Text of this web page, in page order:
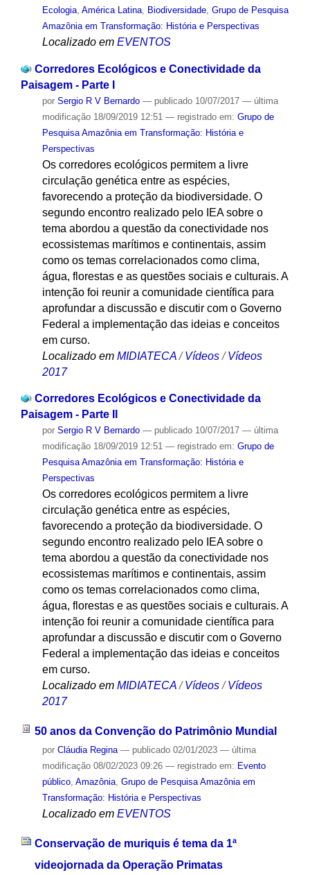
Ecologia, América Latina, Biodiversidade, Grupo de Pesquisa
Amazônia em Transformação: História e Perspectivas
Localizado em EVENTOS
Corredores Ecológicos e Conectividade da
Paisagem - Parte I
por Sergio R V Bernardo — publicado10/07/2017 — última
modificação18/09/2019 12:51 — registrado em: Grupo de
Pesquisa Amazônia em Transformação: História e
Perspectivas
Os corredores ecológicos permitem a livre
circulação genética entre as espécies,
favorecendo a proteção da biodiversidade. O
segundo encontro realizado pelo IEA sobre o
tema abordou a questão da conectividade nos
ecossistemas marítimos e continentais, assim
como os temas correlacionados como clima,
água, florestas e as questões sociais e culturais. A
intenção foi reunir a comunidade científica para
aprofundar a discussão e discutir com o Governo
Federal a implementação das ideias e conceitos
em curso.
Localizado em MIDIATECA /Vídeos /Vídeos
2017
Corredores Ecológicos e Conectividade da
Paisagem - Parte II
por Sergio R V Bernardo — publicado10/07/2017 — última
modificação18/09/2019 12:51 — registrado em: Grupo de
Pesquisa Amazônia em Transformação: História e
Perspectivas
Os corredores ecológicos permitem a livre
circulação genética entre as espécies,
favorecendo a proteção da biodiversidade. O
segundo encontro realizado pelo IEA sobre o
tema abordou a questão da conectividade nos
ecossistemas marítimos e continentais, assim
como os temas correlacionados como clima,
água, florestas e as questões sociais e culturais. A
intenção foi reunir a comunidade científica para
aprofundar a discussão e discutir com o Governo
Federal a implementação das ideias e conceitos
em curso.
Localizado em MIDIATECA /Vídeos /Vídeos
2017
50 anos da Convenção do Patrimônio Mundial
por Cláudia Regina — publicado02/01/2023 — última
modificação08/02/2023 09:26 — registrado em: Evento
público, Amazônia, Grupo de Pesquisa Amazônia em
Transformação: História e Perspectivas
Localizado em EVENTOS
Conservação de muriquis é tema da 1ª
videojornada da Operação Primatas